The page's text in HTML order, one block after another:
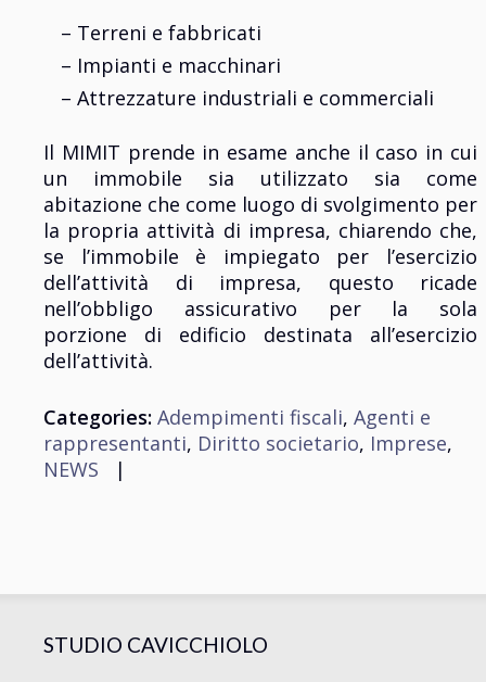
– Terreni e fabbricati
– Impianti e macchinari
– Attrezzature industriali e commerciali
Il MIMIT prende in esame anche il caso in cui
un immobile sia utilizzato sia come
abitazione che come luogo di svolgimento per
la propria attività di impresa, chiarendo che,
se l’immobile è impiegato per l’esercizio
dell’attività di impresa, questo ricade
nell’obbligo assicurativo per la sola
porzione di edificio destinata all’esercizio
dell’attività.
Categories: Adempimenti fiscali, Agenti e
rappresentanti, Diritto societario, Imprese,
NEWS
|
STUDIO CAVICCHIOLO